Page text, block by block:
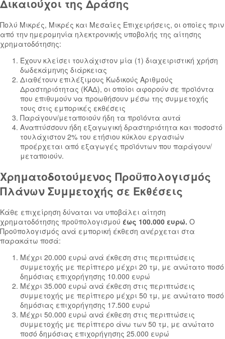
Δικαιούχοι της Δράσης
Πολύ Μικρές, Μικρές και Μεσαίες Επιχειρήσεις, οι οποίες πριν
από την ημερομηνία ηλεκτρονικής υποβολής της αίτησης
χρηματοδότησης:
Έχουν κλείσει τουλάχιστον μία (1) διαχειριστική χρήση
δωδεκάμηνης διάρκειας
Διαθέτουν επιλέξιμους Κωδικούς Αριθμούς
Δραστηριότητας (ΚΑΔ), οι οποίοι αφορούν σε προϊόντα
που επιθυμούν να προωθήσουν μέσω της συμμετοχής
τους στις εμπορικές εκθέσεις
Παράγουν/μεταποιούν ήδη τα προϊόντα αυτά
Αναπτύσσουν ήδη εξαγωγική δραστηριότητα και ποσοστό
τουλάχιστον 2% του ετήσιου κύκλου εργασιών
προέρχεται από εξαγωγές προϊόντων που παράγουν/
μεταποιούν.
Χρηματοδοτούμενος Προϋπολογισμός
Πλάνων Συμμετοχής σε Εκθέσεις
Κάθε επιχείρηση δύναται να υποβάλει αίτηση
χρηματοδότησης προϋπολογισμού έως 100.000 ευρώ. Ο
Προϋπολογισμός ανά εμπορική έκθεση ανέρχεται στα
παρακάτω ποσά:
Μέχρι 20.000 ευρώ ανά έκθεση στις περιπτώσεις
συμμετοχής με περίπτερο μέχρι 20 τμ, με ανώτατο ποσό
δημόσιας επιχορήγησης 10.000 ευρώ
Μέχρι 35.000 ευρώ ανά έκθεση στις περιπτώσεις
συμμετοχής με περίπτερο μέχρι 50 τμ, με ανώτατο ποσό
δημόσιας επιχορήγησης 17.500 ευρώ
Μέχρι 50.000 ευρώ ανά έκθεση στις περιπτώσεις
συμμετοχής με περίπτερο άνω των 50 τμ, με ανώτατο
ποσό δημόσιας επιχορήγησης 25.000 ευρώ